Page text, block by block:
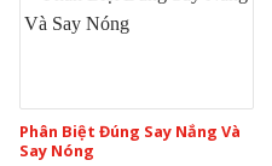
Phân Biệt Đúng Say Nắng Và
Say Nóng